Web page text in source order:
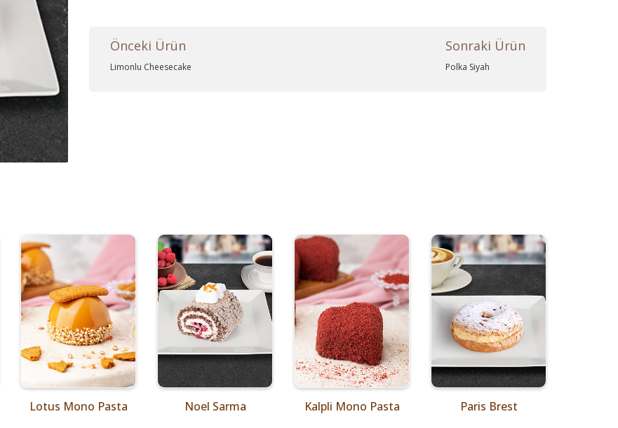
Önceki Ürün
Limonlu Cheesecake
Sonraki Ürün
Polka Siyah
Lotus Mono Pasta Noel Sarma Kalpli Mono Pasta Paris Brest